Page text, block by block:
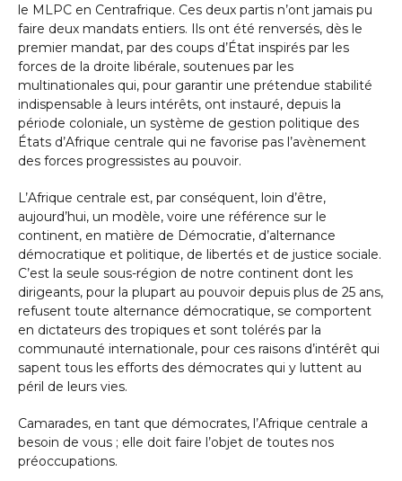
le MLPC en Centrafrique. Ces deux partis n’ont jamais pu
faire deux mandats entiers. Ils ont été renversés, dès le
premier mandat, par des coups d’État inspirés par les
forces de la droite libérale, soutenues par les
multinationales qui, pour garantir une prétendue stabilité
indispensable à leurs intérêts, ont instauré, depuis la
période coloniale, un système de gestion politique des
États d’Afrique centrale qui ne favorise pas l’avènement
des forces progressistes au pouvoir.
L’Afrique centrale est, par conséquent, loin d’être,
aujourd’hui, un modèle, voire une référence sur le
continent, en matière de Démocratie, d’alternance
démocratique et politique, de libertés et de justice sociale.
C’est la seule sous-région de notre continent dont les
dirigeants, pour la plupart au pouvoir depuis plus de 25 ans,
refusent toute alternance démocratique, se comportent
en dictateurs des tropiques et sont tolérés par la
communauté internationale, pour ces raisons d’intérêt qui
sapent tous les efforts des démocrates qui y luttent au
péril de leurs vies.
Camarades, en tant que démocrates, l’Afrique centrale a
besoin de vous ; elle doit faire l’objet de toutes nos
préoccupations.